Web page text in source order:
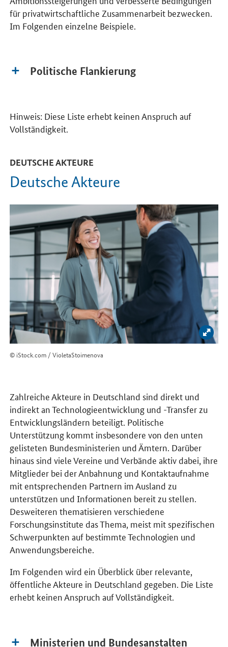
für privatwirtschaftliche Zusammenarbeit bezwecken.
Im Folgenden einzelne Beispiele.
Politische Flankierung
Hinweis: Diese Liste erhebt keinen Anspruch auf
Vollständigkeit.
DEUTSCHE AKTEURE
Deutsche Akteure
Bild
© iStock.com / VioletaStoimenova
Zahlreiche Akteure in Deutschland sind direkt und
indirekt an Technologieentwicklung und -Transfer zu
Entwicklungsländern beteiligt. Politische
Unterstützung kommt insbesondere von den unten
gelisteten Bundesministerien und Ämtern. Darüber
hinaus sind viele Vereine und Verbände aktiv dabei, ihre
Mitglieder bei der Anbahnung und Kontaktaufnahme
mit entsprechenden Partnern im Ausland zu
unterstützen und Informationen bereit zu stellen.
Desweiteren thematisieren verschiedene
Forschungsinstitute das Thema, meist mit spezifischen
Schwerpunkten auf bestimmte Technologien und
Anwendungsbereiche.
Im Folgenden wird ein Überblick über relevante,
öffentliche Akteure in Deutschland gegeben. Die Liste
erhebt keinen Anspruch auf Vollständigkeit.
Ministerien und Bundesanstalten